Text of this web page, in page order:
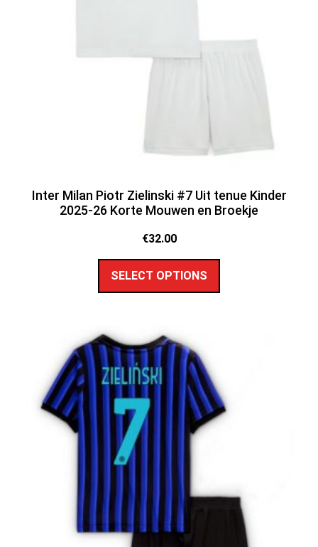
Inter Milan Piotr Zielinski #7 Uit tenue Kinder
2025-26 Korte Mouwen en Broekje
€32.00
SELECT OPTIONS